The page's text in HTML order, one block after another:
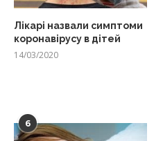
Лікарі назвали симптоми
коронавірусу в дітей
14/03/2020
6